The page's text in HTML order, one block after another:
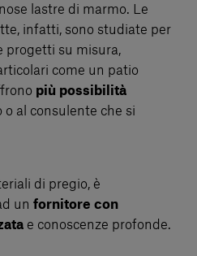
lastre di marmo. Le
infatti, sono studiate per
progetti su misura,
come un patio
più possibilità
o al consulente che si
di pregio, è
un fornitore con
e conoscenze profonde.